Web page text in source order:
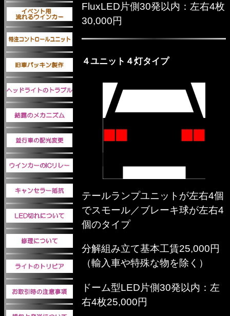
FluxLED片側30発以内：左右4枚
30,000円
４ユニット４灯タイプ
テールランプユニットが左右4個
でスモール／ブレーキ球が左右4
個のタイプ
分解組み立て基本工賃25,000円
（輸入車や特殊な物を除く）
ドーム型LED片側30発以内：左
右4枚25,000円